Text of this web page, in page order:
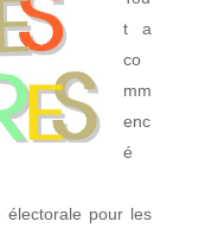
t a
co
mm
enc
é
électorale pour les